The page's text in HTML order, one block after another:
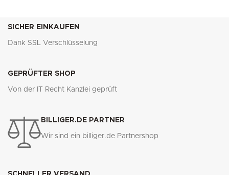
SICHER EINKAUFEN
Dank SSL Verschlüsselung
GEPRÜFTER SHOP
Von der IT Recht Kanzlei geprüft
BILLIGER.DE PARTNER
Wir sind ein billiger.de Partnershop